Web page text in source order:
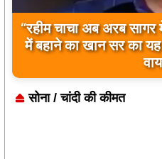
“रहीम चाचा अब अरब सागर
में बहाने का खान सर का
सोना / चांदी की कीमत